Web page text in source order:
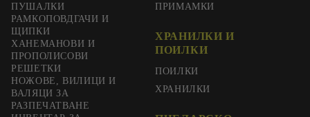
ПУШАЛКИ
РАМКОПОВДГАЧИ И
ЩИПКИ
ХАНЕМАНОВИ И
ПРОПОЛИСОВИ
РЕШЕТКИ
НОЖОВЕ, ВИЛИЦИ И
ВАЛЯЦИ ЗА
РАЗПЕЧАТВАНЕ
ПРИМАМКИ
ХРАНИЛКИ И
ПОИЛКИ
ПОИЛКИ
ХРАНИЛКИ